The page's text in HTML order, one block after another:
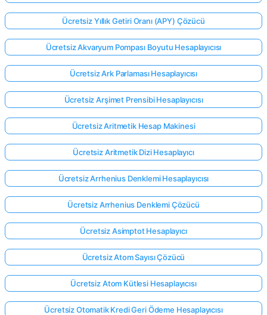
Ücretsiz Yıllık Getiri Oranı (APY) Çözücü
Ücretsiz Akvaryum Pompası Boyutu Hesaplayıcısı
Ücretsiz Ark Parlaması Hesaplayıcısı
Ücretsiz Arşimet Prensibi Hesaplayıcısı
Ücretsiz Aritmetik Hesap Makinesi
Ücretsiz Aritmetik Dizi Hesaplayıcı
Ücretsiz Arrhenius Denklemi Hesaplayıcısı
Ücretsiz Arrhenius Denklemi Çözücü
Ücretsiz Asimptot Hesaplayıcı
Ücretsiz Atom Sayısı Çözücü
Ücretsiz Atom Kütlesi Hesaplayıcısı
Ücretsiz Otomatik Kredi Geri Ödeme Hesaplayıcısı